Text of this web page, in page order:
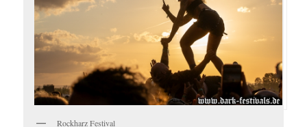
Rockharz Festival